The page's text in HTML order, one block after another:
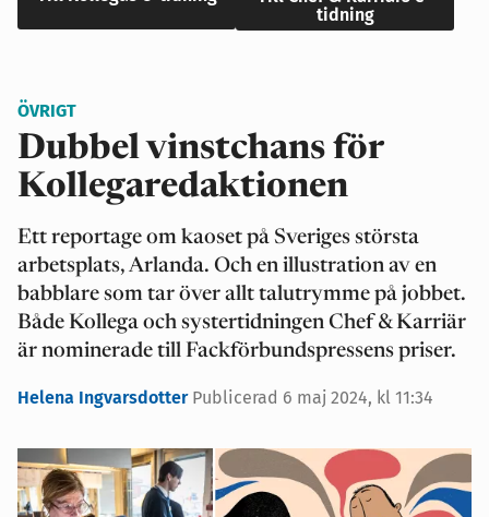
tidning
ÖVRIGT
Dubbel vinstchans för
Kollegaredaktionen
Ett reportage om kaoset på Sveriges största
arbetsplats, Arlanda. Och en illustration av en
babblare som tar över allt talutrymme på jobbet.
Både Kollega och systertidningen Chef & Karriär
är nominerade till Fackförbundspressens priser.
Helena Ingvarsdotter Publicerad 6 maj 2024, kl 11:34